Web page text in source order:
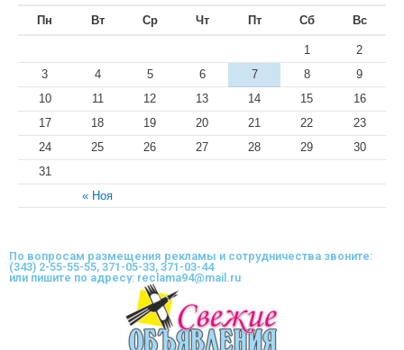
Пн Вт Ср Чт Пт Сб Вс
« Ноя
1
2
3
4 5 6 7 8
9
10
11 12 13 14 15
16
17
18 19 20 21 22
23
24
25 26 27 28 29
30
31
По вопросам размещения рекламы и сотрудничества звоните:
(343) 2-55-55-55, 371-05-33, 371-03-44
или пишите по адресу: reclama94@mail.ru